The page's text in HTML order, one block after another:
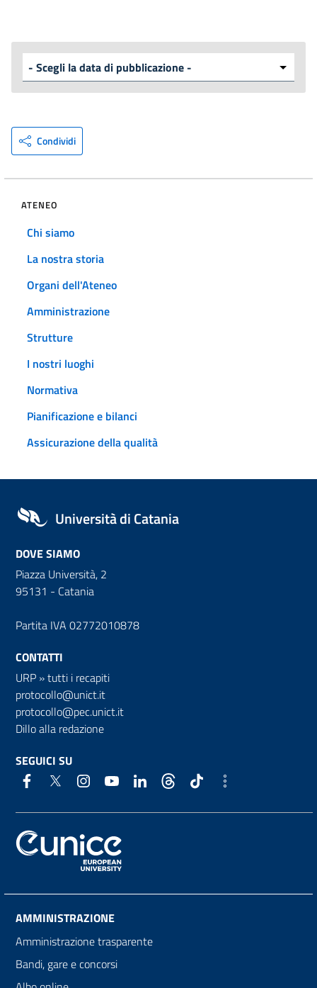
Condividi
ATENEO
Chi siamo
La nostra storia
Organi dell'Ateneo
Amministrazione
Strutture
I nostri luoghi
Normativa
Pianificazione e bilanci
Assicurazione della qualità
Università di Catania
DOVE SIAMO
Piazza Università, 2
95131 - Catania
Partita IVA 02772010878
CONTATTI
URP »tutti i recapiti
protocollo@unict.it
protocollo@pec.unict.it
Dillo alla redazione
SEGUICI SU
AMMINISTRAZIONE
Amministrazione trasparente
Bandi, gare e concorsi